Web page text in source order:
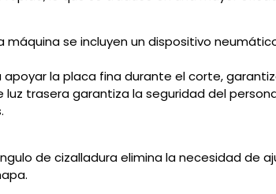
se incluyen un dispositivo
la placa fina durante el corte,
trasera garantiza la seguridad del
de cizalladura elimina la necesidad de